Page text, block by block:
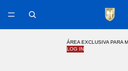
ÁREA EXCLUSIVA PARA
LOG IN